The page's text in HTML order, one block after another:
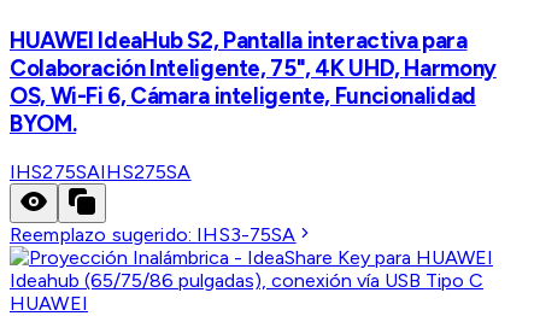
HUAWEI IdeaHub S2, Pantalla interactiva para
Colaboración Inteligente, 75", 4K UHD, Harmony
OS, Wi-Fi 6, Cámara inteligente, Funcionalidad
BYOM.
IHS275SAIHS275SA
Reemplazo sugerido: IHS3-75SA
HUAWEI